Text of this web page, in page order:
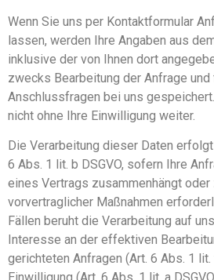
Wenn Sie uns per Kontaktformular
lassen, werden Ihre Angaben aus
inklusive der von Ihnen dort
zwecks Bearbeitung der Anfrage und
Anschlussfragen bei uns
nicht ohne Ihre Einwilligung weiter.
Die Verarbeitung dieser Daten
6 Abs. 1 lit. b DSGVO, sofern Ihre
eines Vertrags zusammenhängt oder
vorvertraglicher Maßnahmen
Fällen beruht die Verarbeitung auf
Interesse an der effektiven
gerichteten Anfragen (Art. 6 Abs. 1